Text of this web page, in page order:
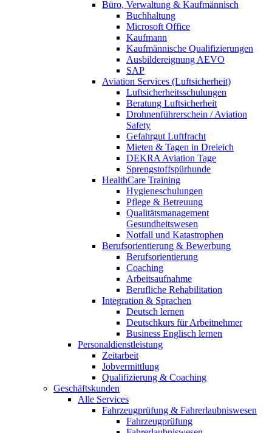
Büro, Verwaltung & Kaufmännisch
Buchhaltung
Microsoft Office
Kaufmann
Kaufmännische Qualifizierungen
Ausbildereignung AEVO
SAP
Aviation Services (Luftsicherheit)
Luftsicherheitsschulungen
Beratung Luftsicherheit
Drohnenführerschein / Aviation
Safety
Gefahrgut Luftfracht
Mieten & Tagen in Dreieich
DEKRA Aviation Tage
Sprengstoffspürhunde
HealthCare Training
Hygieneschulungen
Pflege & Betreuung
Qualitätsmanagement
Gesundheitswesen
Notfall und Katastrophen
Berufsorientierung & Bewerbung
Berufsorientierung
Coaching
Arbeitsaufnahme
Berufliche Rehabilitation
Integration & Sprachen
Deutsch lernen
Deutschkurs für Arbeitnehmer
Business Englisch lernen
Personaldienstleistung
Zeitarbeit
Jobvermittlung
Qualifizierung & Coaching
Geschäftskunden
Alle Services
Fahrzeugprüfung & Fahrerlaubniswesen
Fahrzeugprüfung